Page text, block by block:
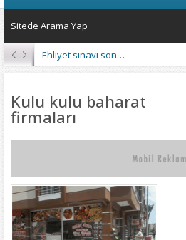
Ehliyet sınavı sonuçları açıklandı
Kulu kulu baharat
firmaları